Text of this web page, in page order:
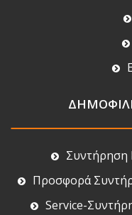
Συντήρηση
Προσφορά
Service-